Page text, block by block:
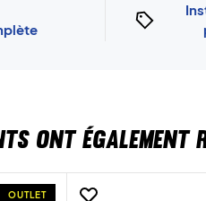
ONT ÉGALEMENT
OUTLET